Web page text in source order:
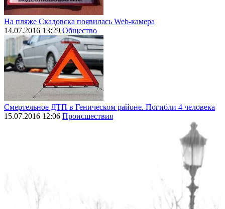
На пляже Скадовска появилась Web-камера
14.07.2016 13:29 Общество
Смертельное ДТП в Геническом районе. Погибли 4 человека
15.07.2016 12:06 Происшествия